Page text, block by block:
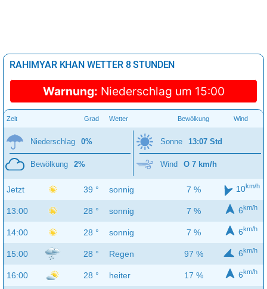
RAHIMYAR KHAN WETTER 8 STUNDEN
Warnung: Niederschlag um 15:00
Zeit Grad Wetter Bewölkung Wind
Niederschlag 0%
Bewölkung 2%
Sonne 13:07 Std
Wind O 7 km/h
Jetzt 39 ° sonnig 7 % 10km/h
13:00 28 ° sonnig 7 % 6km/h
14:00 28 ° sonnig 7 % 6km/h
15:00 28 ° Regen 97 % 6km/h
16:00 28 ° heiter 17 % 6km/h